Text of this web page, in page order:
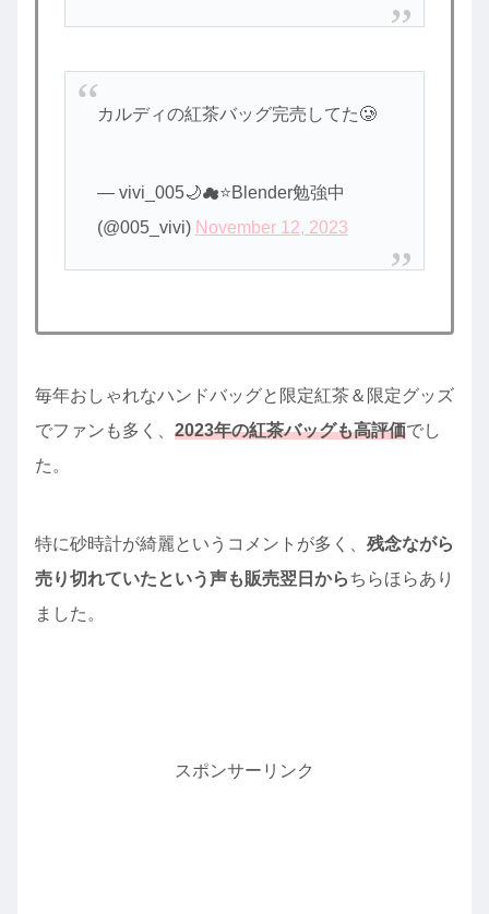
カルディの紅茶バッグ完売してた🥲
— vivi_005🌙☁⭐Blender勉強中
(@005_vivi) November 12, 2023
毎年おしゃれなハンドバッグと限定紅茶＆限定グッズ
でファンも多く、 2023年の紅茶バッグも高評価でし
た。
特に砂時計が綺麗というコメントが多く、 残念ながら
売り切れていたという声も販売翌日からちらほらあり
ました。
スポンサーリンク